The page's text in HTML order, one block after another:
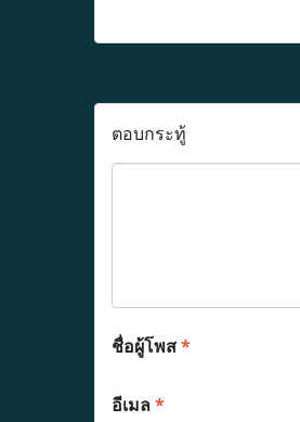
ตอบกระทู้
ชื่อผู้โพส*
อีเมล*